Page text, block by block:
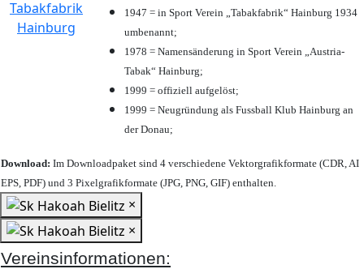
1947 = in Sport Verein „Tabakfabrik“ Hainburg 1934
umbenannt;
1978 = Namensänderung in Sport Verein „Austria-
Tabak“ Hainburg;
1999 = offiziell aufgelöst;
1999 = Neugründung als Fussball Klub Hainburg an
der Donau;
Download: Im Downloadpaket sind 4 verschiedene Vektorgrafikformate (CDR, AI
EPS, PDF) und 3 Pixelgrafikformate (JPG, PNG, GIF) enthalten.
×
×
Vereinsinformationen: